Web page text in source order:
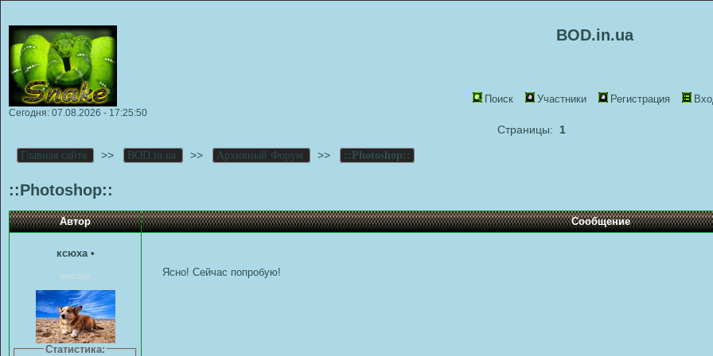
BOD.in.ua
Поиск Участники Регистрация
Сегодня: 07.08.2026 - 17:25:50
Страницы: 1
Главная сайта >> BOD.in.ua >> Архивный Форум >> ::Photoshop::
::Photoshop::
Автор Сообщение
ксюха •
мастер
Статистика:
Ясно! Сейчас попробую!